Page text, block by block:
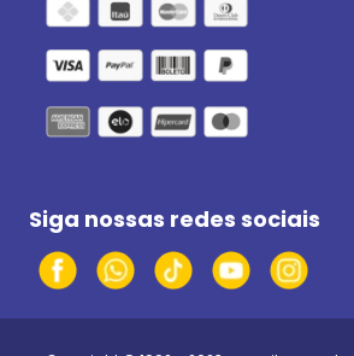
Siga nossas redes sociais